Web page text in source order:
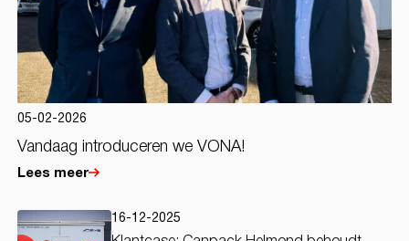
05-02-2026
Vandaag introduceren we VONA!
Lees meer
16-12-2025